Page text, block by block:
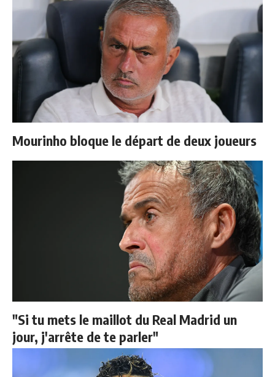
Mourinho bloque le départ de deux joueurs
"Si tu mets le maillot du Real Madrid un
jour, j'arrête de te parler"